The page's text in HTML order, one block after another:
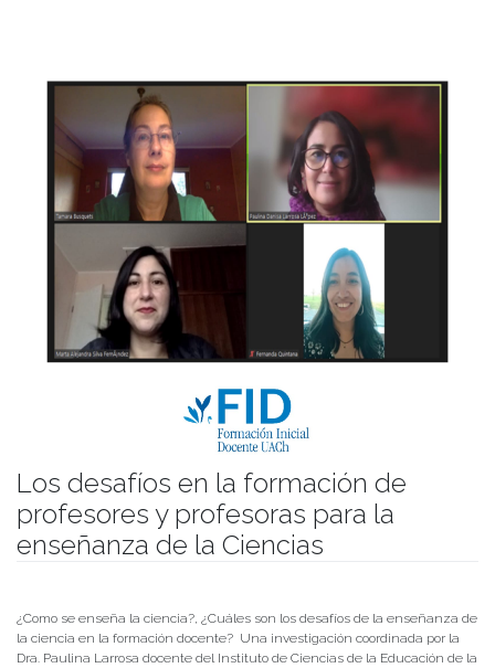
Los desafíos en la formación de
profesores y profesoras para la
enseñanza de la Ciencias
¿Como se enseña la ciencia?, ¿Cuáles son los desafíos de la enseñanza de
la ciencia en la formación docente? Una investigación coordinada por la
Dra. Paulina Larrosa docente del Instituto de Ciencias de la Educación de la